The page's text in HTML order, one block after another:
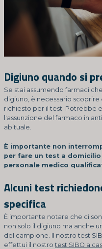
Digiuno quando si
Se stai assumendo farmaci
digiuno, è necessario
richiesto per il test. Potrebbe
l'assunzione del farmaco in
abituale.
È importante non
per fare un test a
personale medico
Alcuni test
specifica
È importante notare che ci
non solo il digiuno ma anche
del campione. Il nostro test
effettui il nostro test SIBO a